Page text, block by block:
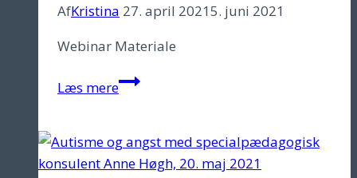
AfKristina 27. april 20215. juni 2021
Webinar Materiale
Læs mereAutisme
med
specialpædagogisk